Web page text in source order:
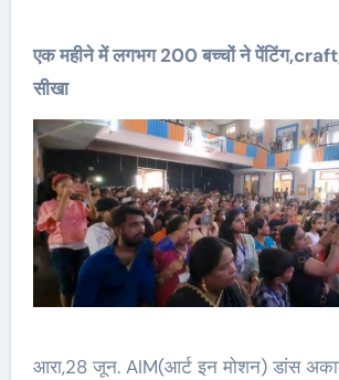
एक महीने में लगभग 200 बच्चों ने पेंटिंग,craft, म्यूजिक और डांस
सीखा
आरा,28 जून. AIM(आर्ट इन मोशन) डांस